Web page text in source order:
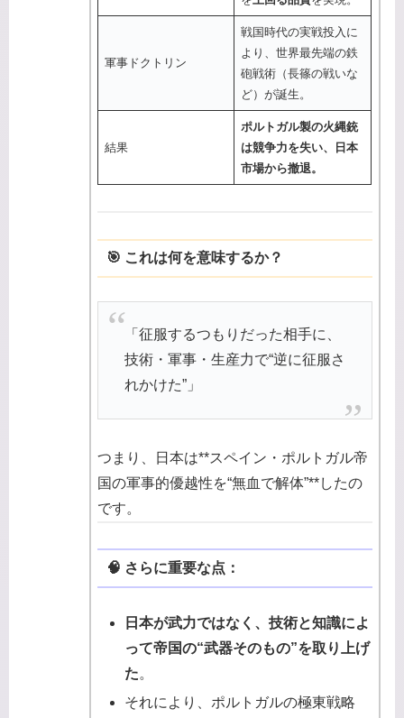
軍事ドクトリン
戦国時代の実戦投入に
より、世界最先端の鉄
砲戦術（長篠の戦いな
ど）が誕生。
結果
ポルトガル製の火縄銃
は競争力を失い、日本
市場から撤退。
🎯 これは何を意味するか？
「征服するつもりだった相手に、
技術・軍事・生産力で“逆に征服さ
れかけた”」
つまり、日本は**スペイン・ポルトガル帝
国の軍事的優越性を“無血で解体”**したの
です。
🧠 さらに重要な点：
日本が武力ではなく、技術と知識によ
って帝国の“武器そのもの”を取り上げ
た。
それにより、ポルトガルの極東戦略